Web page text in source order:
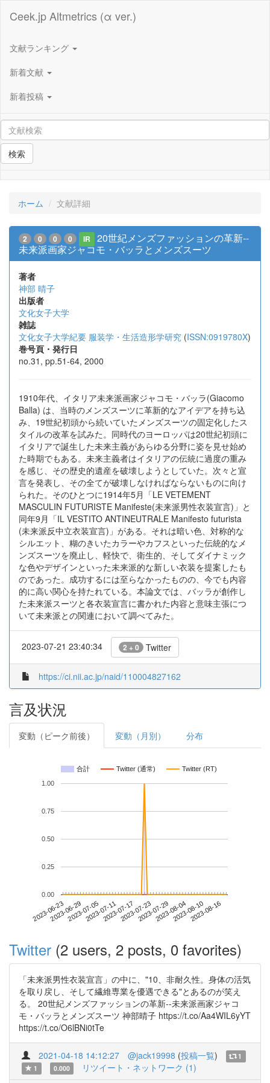
Ceek.jp Altmetrics (α ver.)
文献ランキング
新着文献
新着投稿
検索
ホーム 文献詳細
2 0 0 0 IR
20世紀メンズファッションの革新--
未来派画家ジャコモ・バッラとメンズスーツ
著者
神部 晴子
出版者
文化女子大学
雑誌
文化女子大学紀要 服装学・生活造形学研究 (ISSN:0919780X)
巻号頁・発行日
no.31, pp.51-64, 2000
1910年代、イタリア未来派画家ジャコモ・バッラ(Giacomo
Balla) は、当時のメンズスーツに革新的なアイデアを持ち込
み、19世紀初頭から続いていたメンズスーツの固定化したス
タイルの改革を試みた。同時代のヨーロッパは20世紀初頭に
イタリアで誕生した未来主義があらゆる分野に姿を見せ始め
た時期でもある。未来主義者はイタリアの伝統に過度の重み
を感じ、その歴史的遺産を破壊しようとしていた。次々と宣
言を発表し、その全てが破壊しなければならないものに向け
られた。そのひとつに1914年5月「LE VETEMENT
MASCULIN FUTURISTE Manifeste(未来派男性衣装宣言)」と
同年9月「IL VESTITO ANTINEUTRALE Manifesto futurista
(未来派反中立衣装宣言)」がある。それは暗い色、対称的な
シルエット、糊のきいたカラーやカフスといった伝統的なメ
ンズスーツを廃止し、軽快で、衛生的、そしてダイナミック
な色やデザインといった未来派的な新しい衣装を提案したも
のであった。成功するには至らなかったものの、今でも内容
的に高い関心を持たれている。本論文では、バッラが創作し
た未来派スーツと各衣装宣言に書かれた内容と意味主張につ
いて未来派との関連において調べてみた。
2023-07-21 23:40:34 2 + 0 Twitter
https://ci.nii.ac.jp/naid/110004827162
言及状況
変動（ピーク前後） 変動（月別） 分布
合計 Twitter (通常) Twitter (RT)
2023-06-232023-06-292023-07-052023-07-112023-07-172023-07-232023-07-292023-08-042023-08-102023-08-16
0.00
0.25
0.50
0.75
1.00
Twitter (2 users, 2 posts, 0 favorites)
「未来派男性衣装宣言」の中に、"10、非耐久性。身体の活気
を取り戻し、そして繊維専業を優遇できる"とあるのが笑え
る。 20世紀メンズファッションの革新--未来派画家ジャコ
モ・バッラとメンズスーツ 神部晴子 https://t.co/Aa4WIL6yYT
https://t.co/O6lBNi0tTe
2021-04-18 14:12:27 @jack19998 (投稿一覧)
1
1
0.000 リツイート・ネットワーク (1)